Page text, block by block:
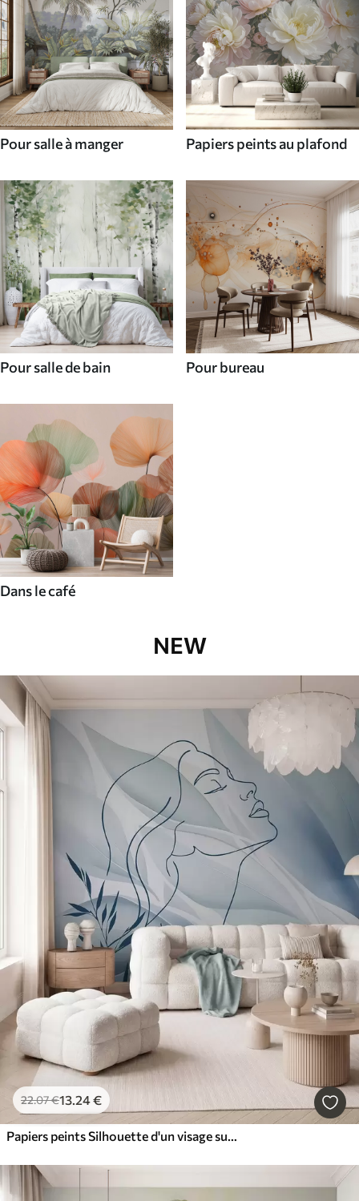
Pour salle à manger Papiers peints au plafond
Pour salle de bain Pour bureau
Dans le café
NEW
22.07€13.24€
Papiers peints Silhouette d'un visage sur un fond abstrait